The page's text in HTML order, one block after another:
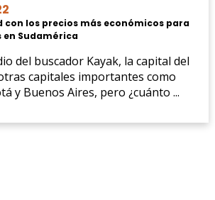
con los precios más económicos para
en Sudamérica
del buscador Kayak, la capital del
capitales importantes como
y Buenos Aires, pero ¿cuánto ...